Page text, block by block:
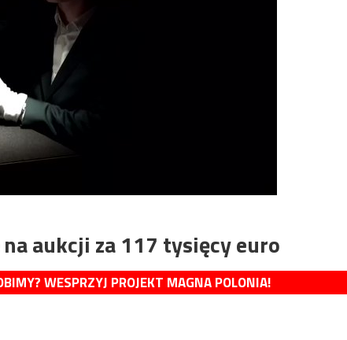
aukcji za 117 tysięcy euro
WESPRZYJ PROJEKT MAGNA POLONIA!